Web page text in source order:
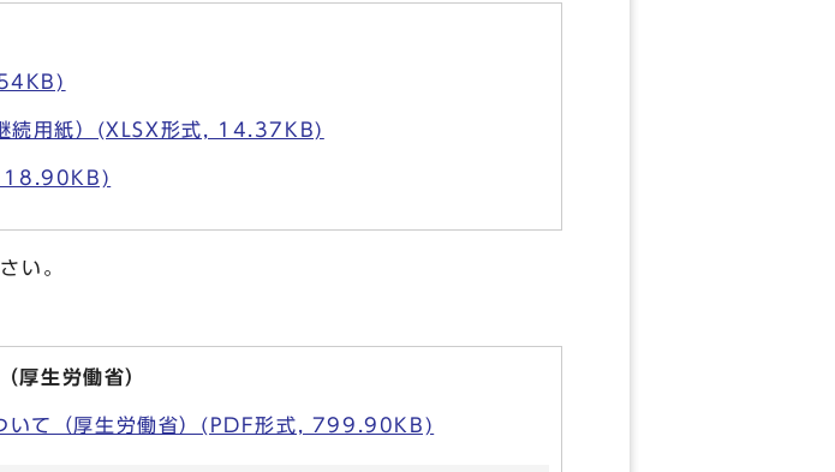
続用紙）(XLSX形式, 14.37KB)
18.90KB)
い。
厚生労働省）
いて（厚生労働省）(PDF形式, 799.90KB)